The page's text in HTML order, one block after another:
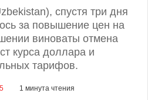
спустя три дня
за повышение цен на
виноваты отмена
курса доллара и
тарифов.
1 минута чтения